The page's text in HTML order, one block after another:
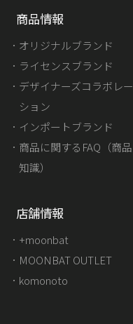
商品情報
オリジナルブランド
ライセンスブランド
デザイナーズコラボレー
ション
インポートブランド
商品に関するFAQ（商品
知識）
店舗情報
+moonbat
MOONBAT OUTLET
komonoto